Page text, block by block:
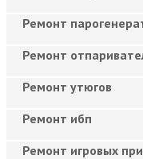
Ремонт
Ремонт
Ремонт утюгов
Ремонт ибп
Ремонт игровых